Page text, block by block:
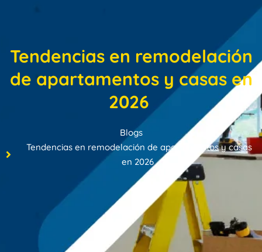
Tendencias en remodelación
de apartamentos y casas en
2026
Blogs
Tendencias en remodelación de apartamentos y casas
en 2026